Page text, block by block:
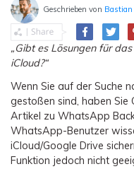
Shop
Support
Lösungen
Handy-Backup &
Übertragung anderer
WEITERE THEMEN
Preise
Preise für Windows
Preise für die App
Geschäftsplan
Bildungsplan
Lernen & Unterstützung
Wettbewerbe & Events
Lernen
Hilfe erhalten
Suche
Geschrieben von
„Gibt es Lösungen für
iCloud?“
Wenn Sie auf der Suche
gestoßen sind, haben Sie
Artikel zu WhatsApp
WhatsApp-Benutzer
iCloud/Google Drive
Funktion jedoch nicht